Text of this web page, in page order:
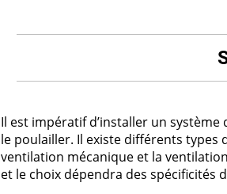
Il est impératif d’installer un
le poulailler. Il existe différents types
ventilation mécanique et la
et le choix dépendra des spécificités